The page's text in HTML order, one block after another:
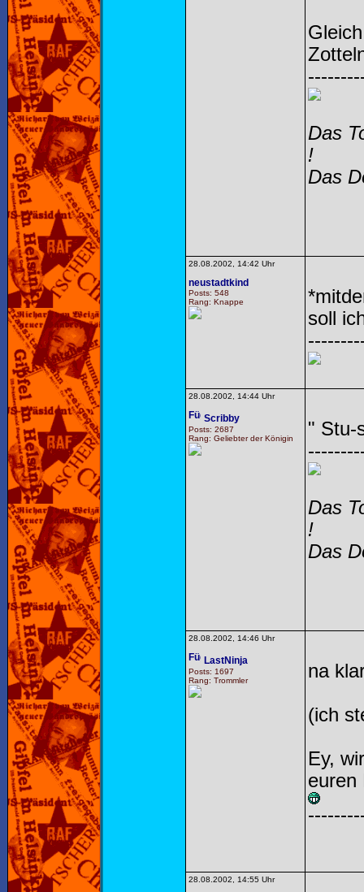
Das
!
Das
28.08.2002, 14:42 Uhr
neustadtkind
Posts: 548
Rang: Knappe
soll
28.08.2002, 14:44 Uhr
Scribby
Posts: 2687
Rang: Geliebter der Königin
" Stu-
Das
!
Das
28.08.2002, 14:46 Uhr
LastNinja
Posts: 1697
Rang: Trommler
na
(ich
Ey,
euren
28.08.2002, 14:55 Uhr